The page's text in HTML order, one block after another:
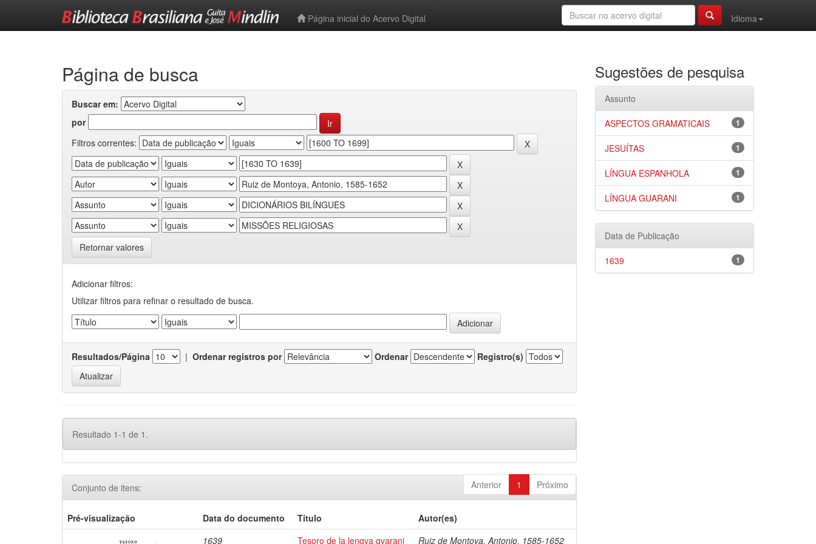
Página inicial do Acervo Digital
Idioma
Página de busca
Buscar em:
por
Filtros correntes:
Retornar valores
Adicionar filtros:
Utilizar filtros para refinar o resultado de busca.
Resultados/Página | Ordenar registros por Ordenar Registro(s)
Resultado 1-1 de 1.
Anterior 1 Próximo
Conjunto de itens:
Pré-visualização Data do documento Título
Autor(es)
1639
Tesoro de la lengva gvarani Ruiz de Montoya, Antonio, 1585-1652
Sugestões de pesquisa
Assunto
1
ASPECTOS GRAMATICAIS
1
JESUÍTAS
1
LÍNGUA ESPANHOLA
1
LÍNGUA GUARANI
Data de Publicação
1
1639